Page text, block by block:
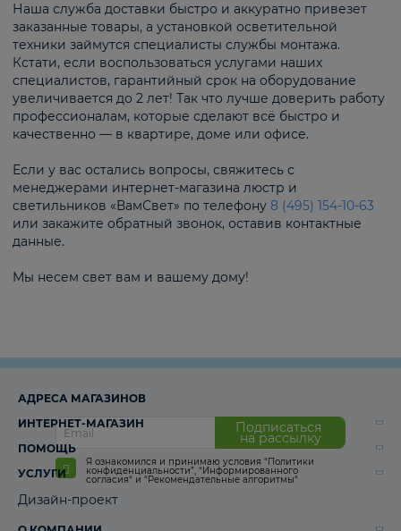
Наша служба доставки быстро и аккуратно привезет
заказанные товары, а установкой осветительной
техники займутся специалисты службы монтажа.
Кстати, если воспользоваться услугами наших
специалистов, гарантийный срок на оборудование
увеличивается до 2 лет! Так что лучше доверить работу
профессионалам, которые сделают всё быстро и
качественно — в квартире, доме или офисе.
Если у вас остались вопросы, свяжитесь с
менеджерами интернет-магазина люстр и
светильников «ВамСвет» по телефону 8 (495) 154-10-63
или закажите обратный звонок, оставив контактные
данные.
Мы несем свет вам и вашему дому!
Подписаться
на рассылку
Я ознакомился и принимаю условия “Политики
конфиденциальности”, “Информированного
согласия“ и “Рекомендательные алгоритмы“
АДРЕСА МАГАЗИНОВ
ИНТЕРНЕТ-МАГАЗИН
ПОМОЩЬ
УСЛУГИ
Дизайн-проект